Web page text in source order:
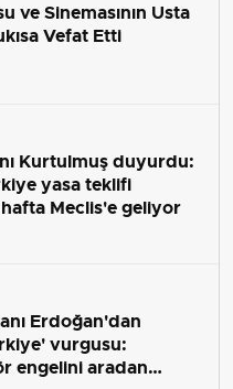
ve Sinemasının Usta
Vefat Etti
Kurtulmuş duyurdu:
yasa teklifi
Meclis'e geliyor
Erdoğan'dan
vurgusu:
engelini aradan